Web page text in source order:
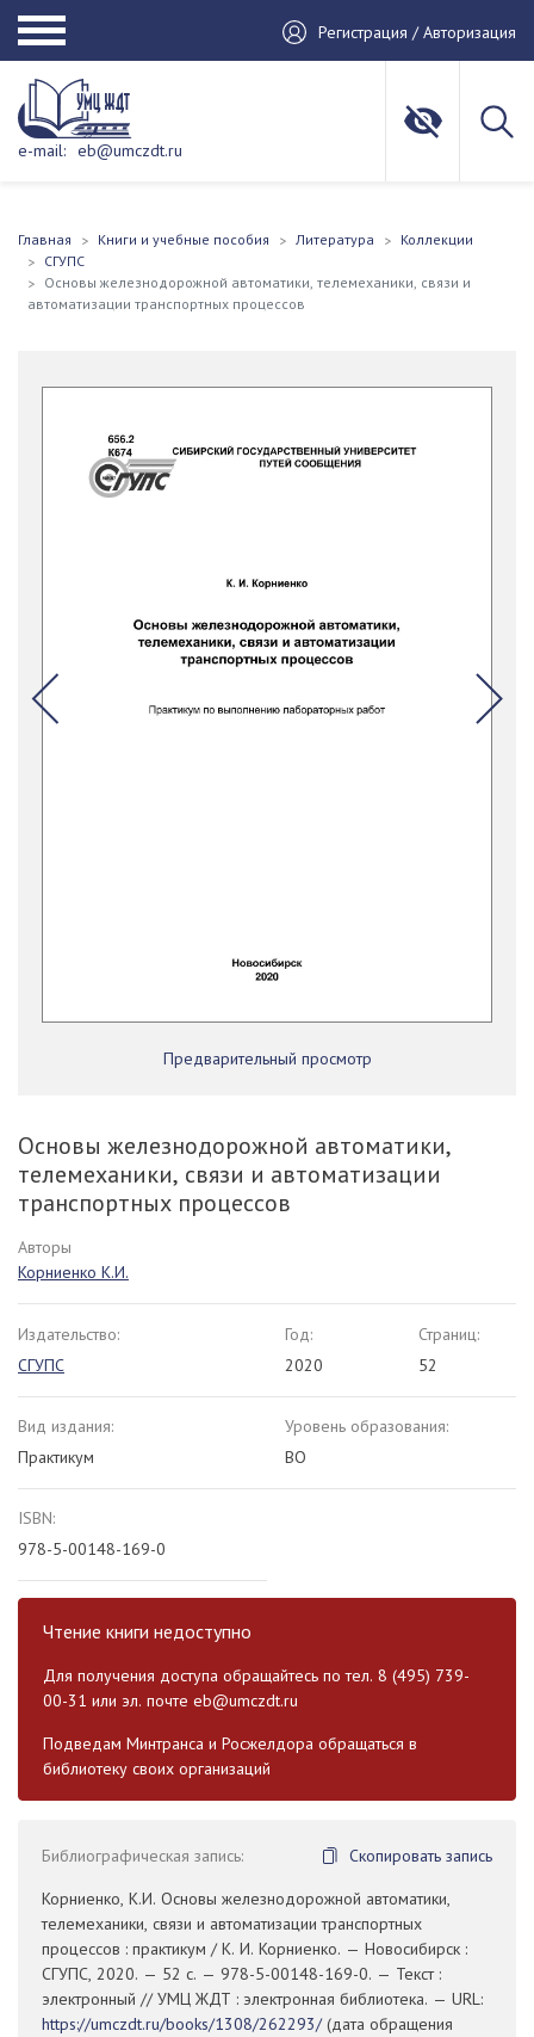
Регистрация / Авторизация
e-mail: eb@umczdt.ru
Главная Книги и учебные пособия Литература
Коллекции
СГУПС
Основы железнодорожной автоматики, телемеханики, связи и
автоматизации транспортных процессов
Предварительный просмотр
Основы железнодорожной автоматики,
телемеханики, связи и автоматизации
транспортных процессов
Авторы
Корниенко К.И.
Издательство:
СГУПС
Год:
2020
Страниц:
52
Вид издания:
Практикум
Уровень образования:
ВО
ISBN:
978-5-00148-169-0
Чтение книги недоступно
Для получения доступа обращайтесь по тел. 8 (495) 739-
00-31 или эл. почте eb@umczdt.ru
Подведам Минтранса и Росжелдора обращаться в
библиотеку своих организаций
Библиографическая запись:
Скопировать запись
Корниенко, К.И. Основы железнодорожной автоматики,
телемеханики, связи и автоматизации транспортных
процессов : практикум / К. И. Корниенко. — Новосибирск :
СГУПС, 2020. — 52 с. — 978-5-00148-169-0. — Текст :
электронный // УМЦ ЖДТ : электронная библиотека. — URL:
https://umczdt.ru/books/1308/262293/(дата обращения